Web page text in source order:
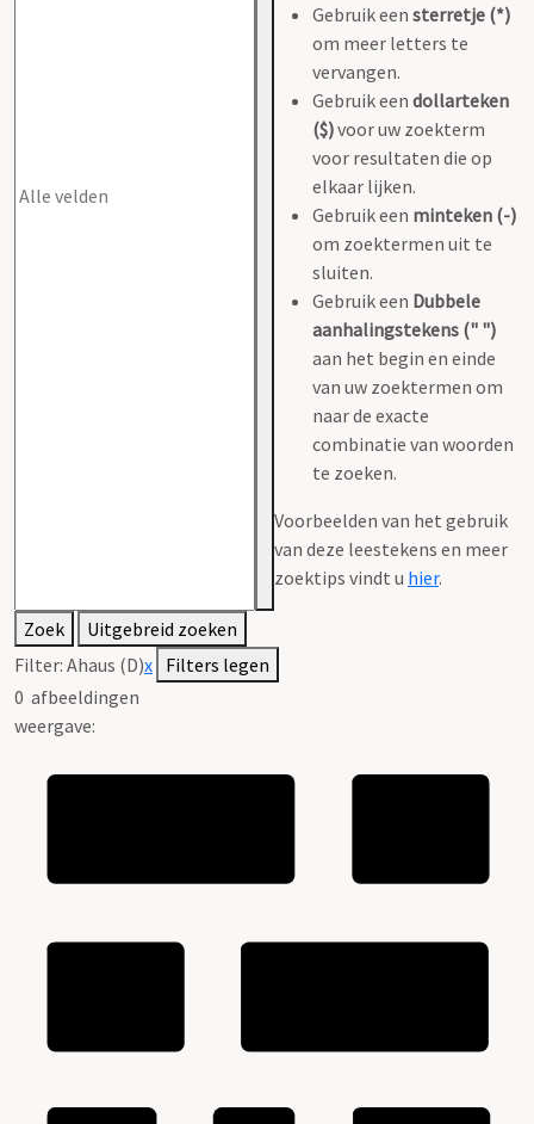
Gebruik een sterretje (*)
om meer letters te
vervangen.
Gebruik een dollarteken
($)voor uw zoekterm
voor resultaten die op
elkaar lijken.
Gebruik een minteken (-)
om zoektermen uit te
sluiten.
Gebruik een Dubbele
aanhalingstekens (" ")
aan het begin en einde
van uw zoektermen om
naar de exacte
combinatie van woorden
te zoeken.
Voorbeelden van het gebruik
van deze leestekens en meer
zoektips vindt u hier.
Zoek
Uitgebreid zoeken
Filter: Ahaus (D)x Filters legen
0 afbeeldingen
weergave: